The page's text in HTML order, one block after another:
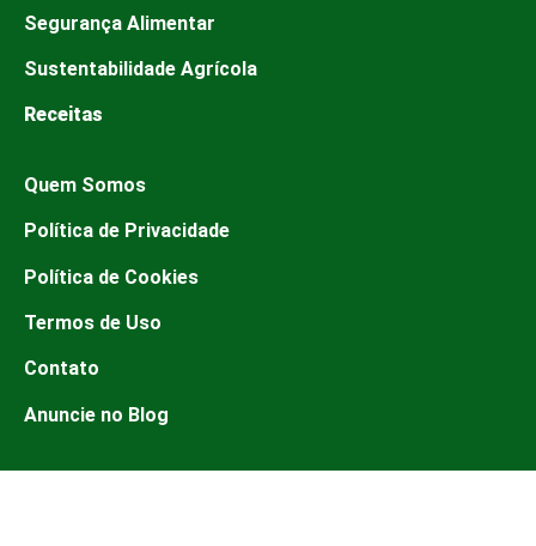
Segurança Alimentar
Sustentabilidade Agrícola
Receitas
Quem Somos
Política de Privacidade
Política de Cookies
Termos de Uso
Contato
Anuncie no Blog